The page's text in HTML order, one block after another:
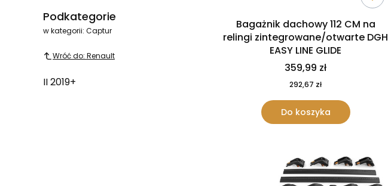
Podkategorie
w kategorii: Captur
Wróć do: Renault
II 2019+
Bagażnik dachowy 112 CM na
relingi zintegrowane/otwarte DGH
EASY LINE GLIDE
359,99 zł
292,67 zł
Do koszyka